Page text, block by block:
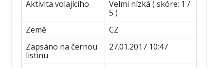
Aktivita volajícího
Velmi nízká ( skóre: 1 /
5 )
Země
CZ
Zapsáno na černou
listinu
27.01.2017 10:47